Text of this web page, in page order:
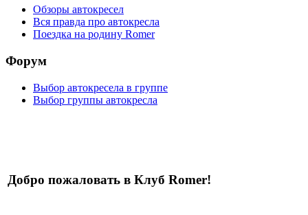
Обзоры автокресел
Вся правда про автокресла
Поездка на родину Romer
Форум
Выбор автокресела в группе
Выбор группы автокресла
Добро пожаловать в Клуб Romer!